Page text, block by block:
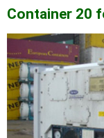
Container 20